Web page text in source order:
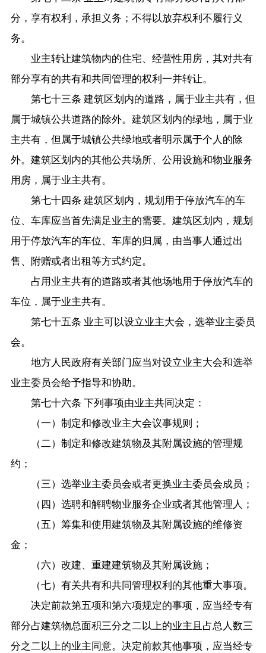
分，享有权利，承担义务；不得以放弃权利不履行义
务。
业主转让建筑物内的住宅、经营性用房，其对共有
部分享有的共有和共同管理的权利一并转让。
第七十三条 建筑区划内的道路，属于业主共有，但
属于城镇公共道路的除外。建筑区划内的绿地，属于业
主共有，但属于城镇公共绿地或者明示属于个人的除
外。建筑区划内的其他公共场所、公用设施和物业服务
用房，属于业主共有。
第七十四条 建筑区划内，规划用于停放汽车的车
位、车库应当首先满足业主的需要。建筑区划内，规划
用于停放汽车的车位、车库的归属，由当事人通过出
售、附赠或者出租等方式约定。
占用业主共有的道路或者其他场地用于停放汽车的
车位，属于业主共有。
第七十五条 业主可以设立业主大会，选举业主委员
会。
地方人民政府有关部门应当对设立业主大会和选举
业主委员会给予指导和协助。
第七十六条 下列事项由业主共同决定：
（一）制定和修改业主大会议事规则；
（二）制定和修改建筑物及其附属设施的管理规
约；
（三）选举业主委员会或者更换业主委员会成员；
（四）选聘和解聘物业服务企业或者其他管理人；
（五）筹集和使用建筑物及其附属设施的维修资
金；
（六）改建、重建建筑物及其附属设施；
（七）有关共有和共同管理权利的其他重大事项。
决定前款第五项和第六项规定的事项，应当经专有
部分占建筑物总面积三分之二以上的业主且占总人数三
分之二以上的业主同意。决定前款其他事项，应当经专